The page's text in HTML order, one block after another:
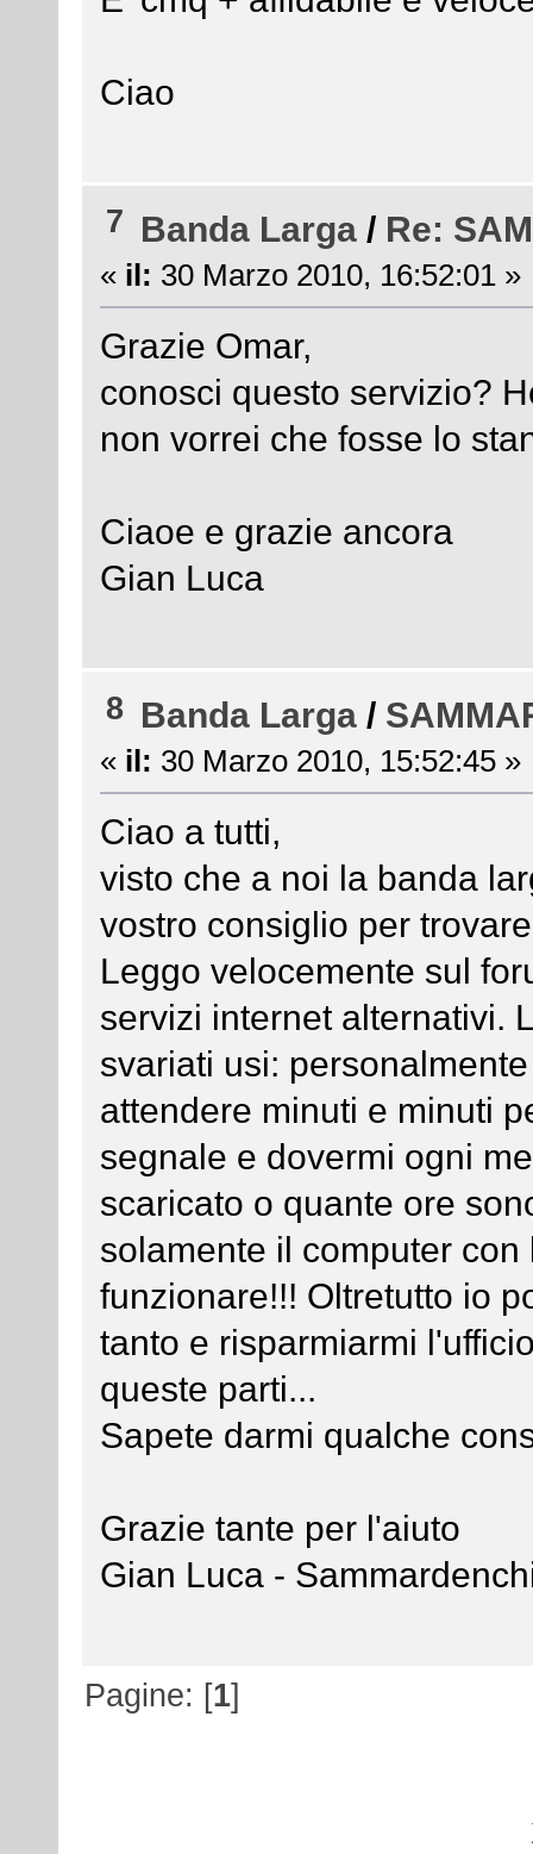
Ciao
7 Banda Larga / Re:
« il: 30 Marzo 2010, 16:52:01 »
Grazie Omar,
conosci questo servizio?
non vorrei che fosse lo
Ciaoe e grazie ancora
Gian Luca
8 Banda Larga /
« il: 30 Marzo 2010, 15:52:45 »
Ciao a tutti,
visto che a noi la banda
vostro consiglio per
Leggo velocemente sul
servizi internet alternativi.
svariati usi:
attendere minuti e minuti
segnale e dovermi ogni
scaricato o quante ore
solamente il computer
funzionare!!! Oltretutto io
tanto e risparmiarmi
queste parti...
Sapete darmi qualche
Grazie tante per l'aiuto
Gian Luca -
Pagine: [1]